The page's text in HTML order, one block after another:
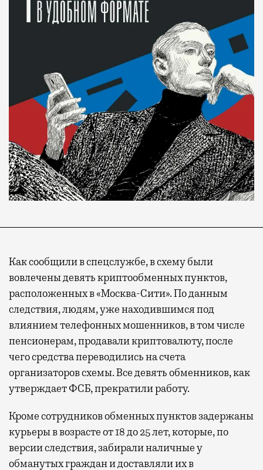
Как сообщили в спецслужбе, в схему были
вовлечены девять криптообменных пунктов,
расположенных в «Москва-Сити». По данным
следствия, людям, уже находившимся под
влиянием телефонных мошенников, в том числе
пенсионерам, продавали криптовалюту, после
чего средства переводились на счета
организаторов схемы. Все девять обменников, как
утверждает ФСБ, прекратили работу.
Кроме сотрудников обменных пунктов задержаны
курьеры в возрасте от 18 до 25 лет, которые, по
версии следствия, забирали наличные у
обманутых граждан и доставляли их в